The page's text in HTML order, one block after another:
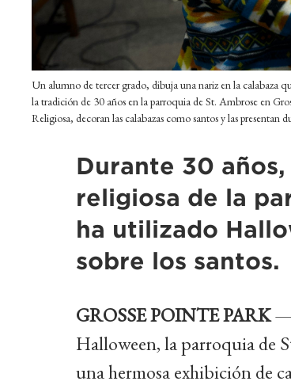
Un alumno de tercer grado, dibuja una nariz en la calabaza
la tradición de 30 años en la parroquia de St. Ambrose en
Religiosa, decoran las calabazas como santos y las
Durante 30
religiosa de la
ha utilizado
sobre los santos.
GROSSE POINTE PARK—
Halloween, la parroquia de
una hermosa exhibición de